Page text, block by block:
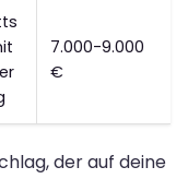
7.000-9.000
€
der auf deine